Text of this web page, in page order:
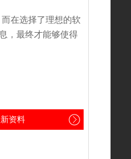
在选择了理想的软
，最终才能够使得
资料